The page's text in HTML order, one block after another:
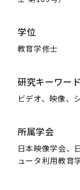
学位
教育学修士
研究キーワード
ビデオ、映像、
所属学会
日本映像学会、
ュータ利用教育